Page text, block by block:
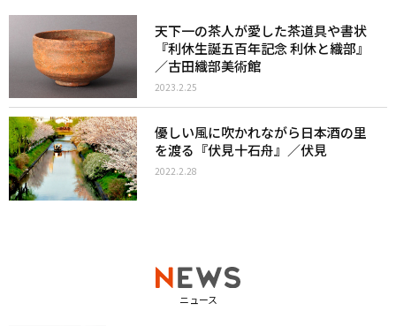
天下一の茶人が愛した茶道具や書状
『利休生誕五百年記念 利休と織部』
／古田織部美術館
2023.2.25
優しい風に吹かれながら日本酒の里
を渡る『伏見十石舟』／伏見
2022.2.28
ニュース